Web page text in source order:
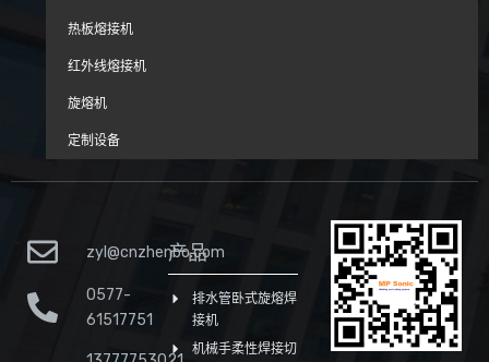
热板熔接机
红外线熔接机
旋熔机
定制设备
zyl@cnzhenbo.com
0577-
61517751
产品
排水管卧式旋熔焊
接机
机械手柔性焊接切